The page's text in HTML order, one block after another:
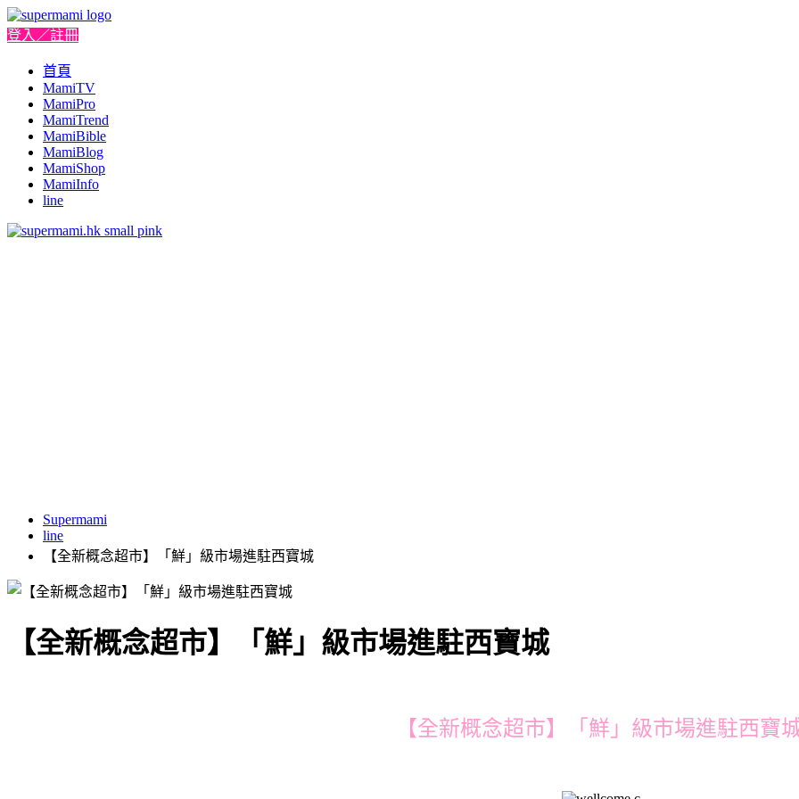
登入／註冊
首頁
MamiTV
MamiPro
MamiTrend
MamiBible
MamiBlog
MamiShop
MamiInfo
line
Supermami
line
【全新概念超市】「鮮」級市場進駐西寶城
【全新概念超市】「鮮」級市場進駐西寶城
【全新概念超市】「鮮」級市場進駐西寶